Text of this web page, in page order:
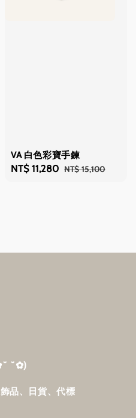
VA 白色彩寶手鍊
Sale
NT$ 11,280 Regular
NT$ 15,100
˘✿)
品、日貨、代標